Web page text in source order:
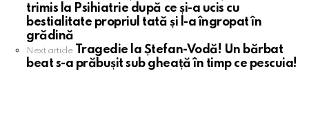
moretrimis la Psihiatrie după ce și-a ucis cu
bestialitate propriul tată și l-a îngropat în
grădină
Next article Tragedie la Ștefan-Vodă! Un bărbat
beat s-a prăbușit sub gheață în timp ce pescuia!